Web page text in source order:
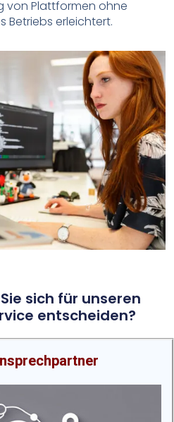
von Plattformen ohne
Betriebs erleichtert.
sich für unseren
entscheiden?